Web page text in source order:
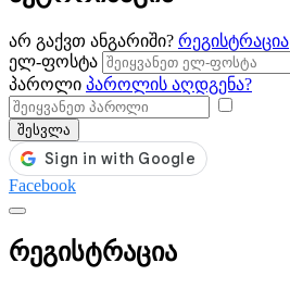
არ გაქვთ ანგარიში? რეგისტრაცია
ელ-ფოსტა
პაროლი პაროლის აღდგენა?
შესვლა
Facebook
რეგისტრაცია